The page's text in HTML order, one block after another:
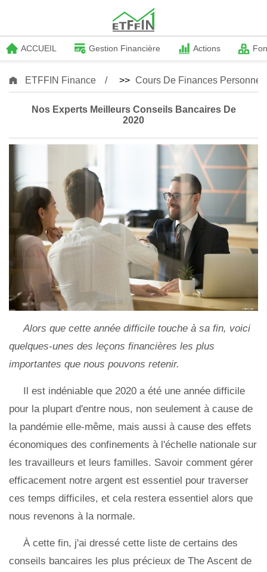
ACCUEIL Gestion Financière Actions
ETFFIN Finance >> Cours De Finances
Nos Experts Meilleurs Conseils Bancaires De
2020
Alors que cette année difficile touche à sa fin, voici
quelques-unes des leçons financières les plus
importantes que nous pouvons retenir.
Il est indéniable que 2020 a été une année difficile
pour la plupart d'entre nous, non seulement à cause de
la pandémie elle-même, mais aussi à cause des effets
économiques des confinements à l'échelle nationale sur
les travailleurs et leurs familles. Savoir comment gérer
efficacement notre argent est essentiel pour traverser
ces temps difficiles, et cela restera essentiel alors que
nous revenons à la normale.
À cette fin, j'ai dressé cette liste de certains des
conseils bancaires les plus précieux de The Ascent de